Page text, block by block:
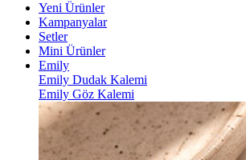
Yeni Ürünler
Kampanyalar
Setler
Mini Ürünler
Emily
Emily Dudak Kalemi
Emily Göz Kalemi